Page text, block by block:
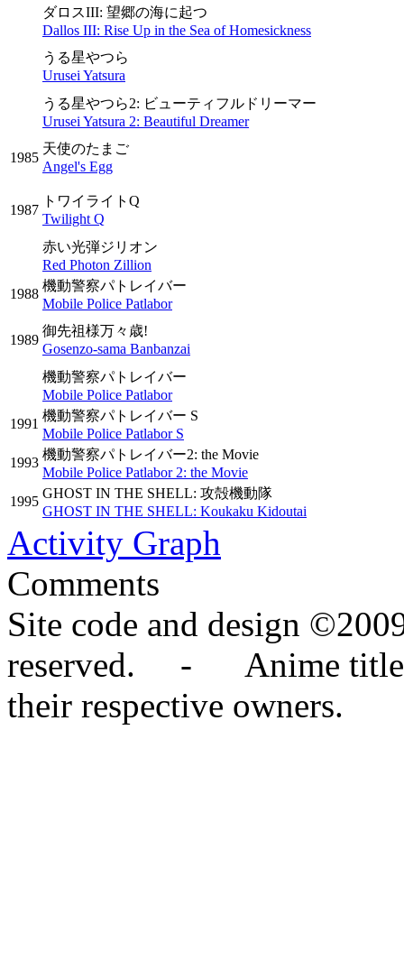
ダロスIII: 望郷の海に起つ
Dallos III: Rise Up in the Sea of Homesickness
うる星やつら
Urusei Yatsura
うる星やつら2: ビューティフルドリーマー
Urusei Yatsura 2: Beautiful Dreamer
1985
天使のたまご
Angel's Egg
1987
トワイライトQ
Twilight Q
赤い光弾ジリオン
Red Photon Zillion
1988
機動警察パトレイバー
Mobile Police Patlabor
1989
御先祖様万々歳!
Gosenzo-sama Banbanzai
機動警察パトレイバー
Mobile Police Patlabor
1991
機動警察パトレイバー S
Mobile Police Patlabor S
1993
機動警察パトレイバー2: the Movie
Mobile Police Patlabor 2: the Movie
1995
GHOST IN THE SHELL: 攻殻機動隊
GHOST IN THE SHELL: Koukaku Kidoutai
Activity Graph
Comments
Site code and design
reserved. - Anime titles,
their respective owners.